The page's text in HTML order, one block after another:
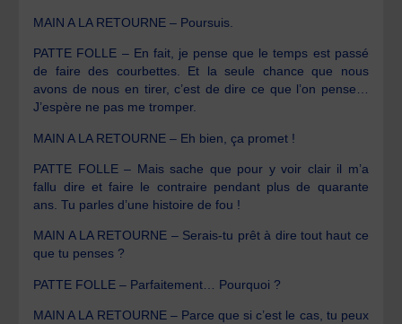
MAIN A LA RETOURNE – Poursuis.
PATTE FOLLE – En fait, je pense que le temps est passé
de faire des courbettes. Et la seule chance que nous
avons de nous en tirer, c’est de dire ce que l’on pense…
J’espère ne pas me tromper.
MAIN A LA RETOURNE – Eh bien, ça promet !
PATTE FOLLE – Mais sache que pour y voir clair il m’a
fallu dire et faire le contraire pendant plus de quarante
ans. Tu parles d’une histoire de fou !
MAIN A LA RETOURNE – Serais-tu prêt à dire tout haut ce
que tu penses ?
PATTE FOLLE – Parfaitement… Pourquoi ?
MAIN A LA RETOURNE – Parce que si c’est le cas, tu peux